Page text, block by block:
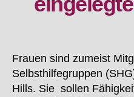
Frauen sind zumeist
Selbsthilfegruppen
Hills. Sie sollen